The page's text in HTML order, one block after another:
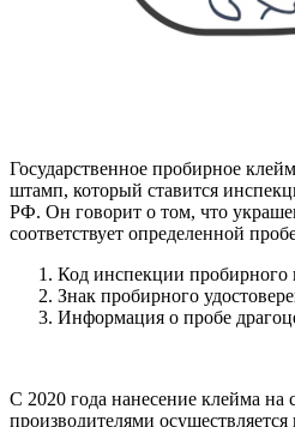
Государственное пробирное
штамп, который ставится
РФ. Он говорит о том, что
соответствует определенной
Код инспекции пробирного
Знак пробирного
Информация о пробе
С 2020 года нанесение клейма на
производителями